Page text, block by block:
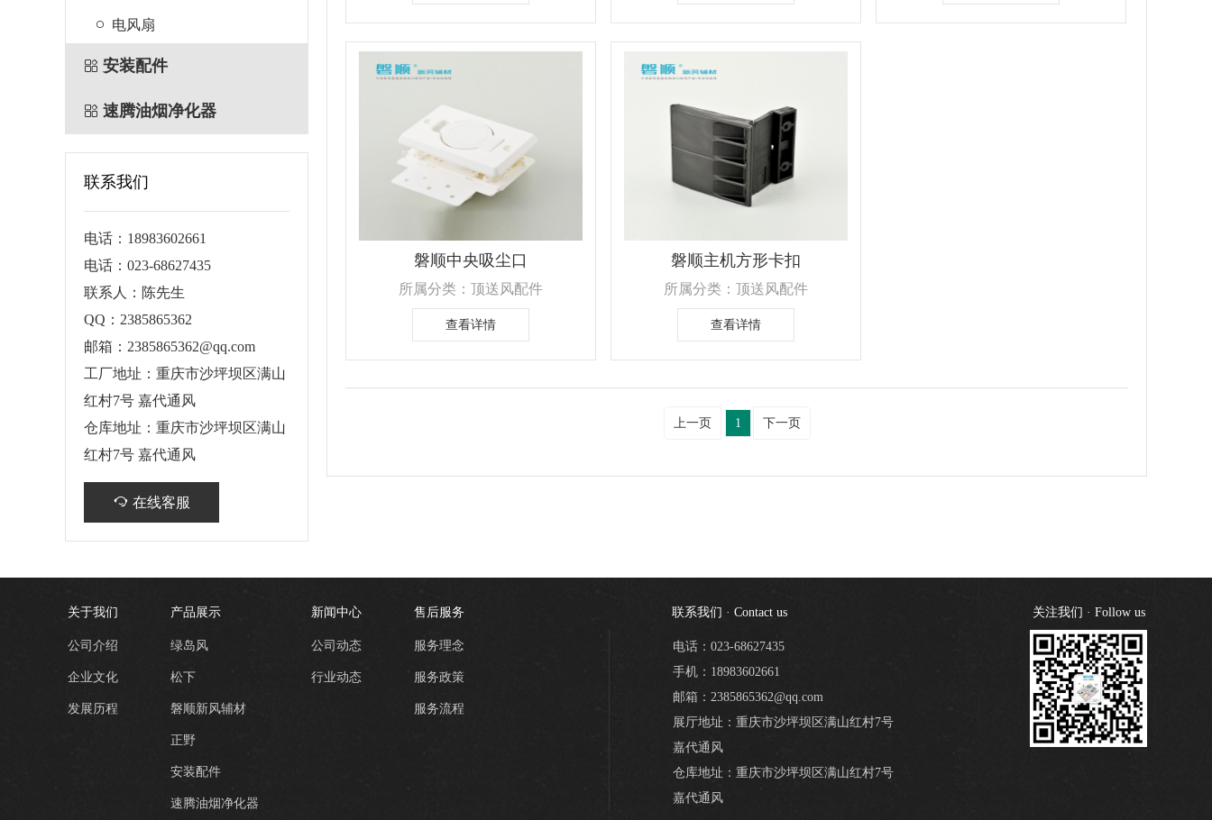
电风扇
安装配件
速腾油烟净化器
联系我们
电话：18983602661
电话：023-68627435
联系人：陈先生
QQ：2385865362
邮箱：2385865362@qq.com
工厂地址：重庆市沙坪坝区满山
红村7号 嘉代通风
仓库地址：重庆市沙坪坝区满山
红村7号 嘉代通风
在线客服
磐顺中央吸尘口
所属分类：顶送风配件
查看详情
磐顺主机方形卡扣
所属分类：顶送风配件
查看详情
上一页 1 下一页
关于我们
公司介绍
企业文化
发展历程
产品展示
绿岛风
松下
磐顺新风辅材
正野
安装配件
速腾油烟净化器
新闻中心
公司动态
行业动态
售后服务
服务理念
服务政策
服务流程
联系我们 · Contact us
电话：023-68627435
手机：18983602661
邮箱：2385865362@qq.com
展厅地址：重庆市沙坪坝区满山红村7号
嘉代通风
仓库地址：重庆市沙坪坝区满山红村7号
嘉代通风
关注我们 · Follow us